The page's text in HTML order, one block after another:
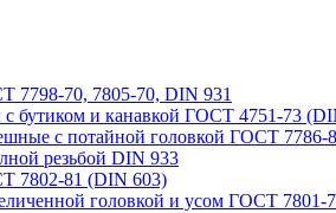
7798-70, 7805-70, DIN 931
бутиком и канавкой ГОСТ 4751-73
с потайной головкой ГОСТ 7786-
резьбой DIN 933
7802-81 (DIN 603)
головкой и усом ГОСТ 7801-